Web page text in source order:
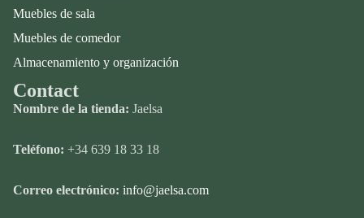
Muebles de sala
Muebles de comedor
Almacenamiento y organización
Contact
Nombre de la tienda: Jaelsa
Teléfono: +34 639 18 33 18
Correo electrónico: info@jaelsa.com